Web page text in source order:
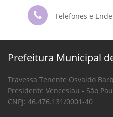
Telefones e
Prefeitura Municipal
Travessa Tenente Osvaldo
Presidente Venceslau - São
CNPJ: 46.476.131/0001-40